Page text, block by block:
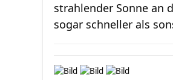
strahlender Sonne an
sogar schneller als